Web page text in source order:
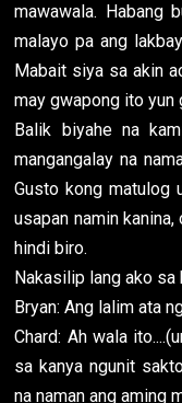
mawawala. Habang
malayo pa ang
Mabait siya sa akin
may gwapong ito yun
Balik biyahe na
mangangalay na
Gusto kong matulog
usapan namin
hindi biro.
Nakasilip lang ako sa
Bryan: Ang lalim ata
Chard: Ah wala
sa kanya ngunit
na naman ang aming